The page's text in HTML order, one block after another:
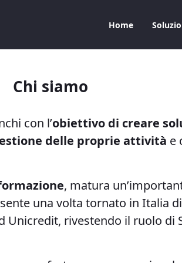
Home
Chi siamo
con l’obiettivo di creare
delle proprie attività e
, matura
una volta tornato in Italia
Unicredit, rivestendo il ruolo di